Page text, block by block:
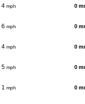
4 mph 0
6 mph 0
4 mph 0
5 mph 0
1 mph 0